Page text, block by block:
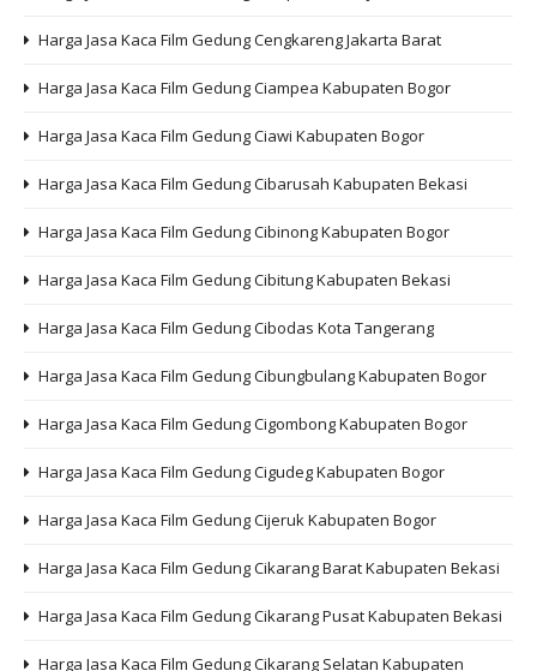
Harga Jasa Kaca Film Gedung Cengkareng Jakarta Barat
Harga Jasa Kaca Film Gedung Ciampea Kabupaten Bogor
Harga Jasa Kaca Film Gedung Ciawi Kabupaten Bogor
Harga Jasa Kaca Film Gedung Cibarusah Kabupaten Bekasi
Harga Jasa Kaca Film Gedung Cibinong Kabupaten Bogor
Harga Jasa Kaca Film Gedung Cibitung Kabupaten Bekasi
Harga Jasa Kaca Film Gedung Cibodas Kota Tangerang
Harga Jasa Kaca Film Gedung Cibungbulang Kabupaten Bogor
Harga Jasa Kaca Film Gedung Cigombong Kabupaten Bogor
Harga Jasa Kaca Film Gedung Cigudeg Kabupaten Bogor
Harga Jasa Kaca Film Gedung Cijeruk Kabupaten Bogor
Harga Jasa Kaca Film Gedung Cikarang Barat Kabupaten Bekasi
Harga Jasa Kaca Film Gedung Cikarang Pusat Kabupaten Bekasi
Harga Jasa Kaca Film Gedung Cikarang Selatan Kabupaten